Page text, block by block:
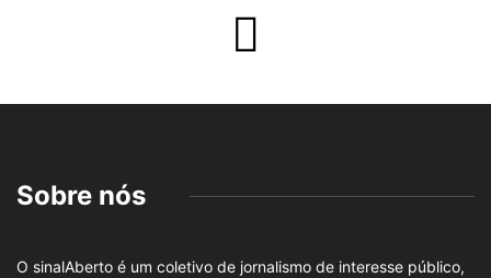
Sobre nós
O sinalAberto é um coletivo de jornalismo de interesse público,